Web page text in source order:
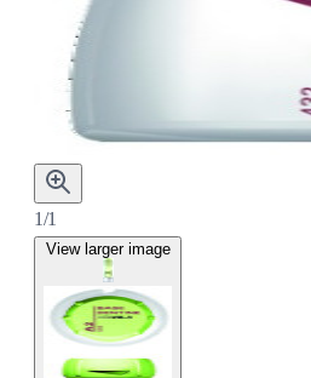
1/1
View larger image